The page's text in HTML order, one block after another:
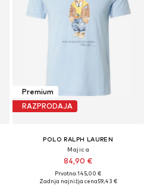
Premium
RAZPRODAJA
POLO RALPH LAUREN
Majica
84,90 €
Prvotno: 145,00 €
Zadnja najnižja cena59,43 €